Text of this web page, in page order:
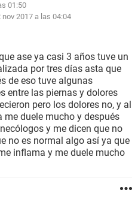
01:50
nov 2017 a las 04:04
ase ya casi 3 años tuve un
por tres días asta que
de eso tuve algunas
entre las piernas y dolores
pero los dolores no, y al
me duele mucho y después
y me dicen que no
no es normal algo así ya que
inflama y me duele mucho